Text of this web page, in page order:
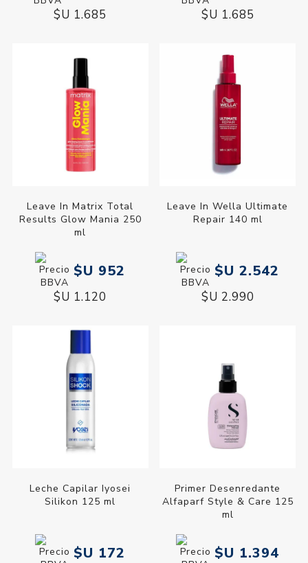
$U 1.685 $U 1.685
Leave In Matrix Total
Results Glow Mania 250
ml
$U 952
$U 1.120
Leave In Wella Ultimate
Repair 140 ml
$U 2.542
$U 2.990
Leche Capilar Iyosei
Silikon 125 ml
$U 172
Primer Desenredante
Alfaparf Style & Care 125
ml
$U 1.394